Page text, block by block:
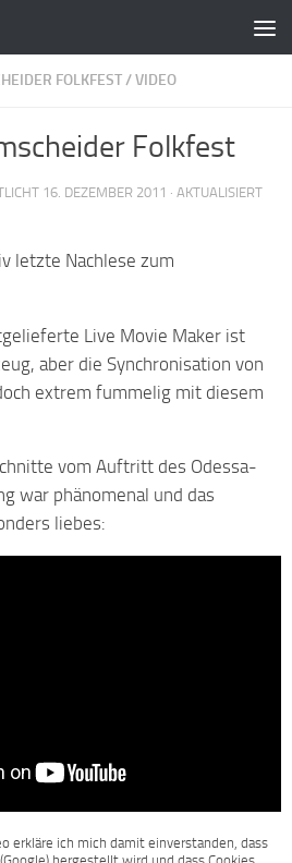
FOLKFEST/VIDEO
Folkfest
16. DEZEMBER 2011 · AKTUALISIERT
letzte Nachlese zum
Live Movie Maker ist
aber die Synchronisation von
extrem fummelig mit diesem
vom Auftritt des Odessa-
war phänomenal und das
liebes:
erkläre ich mich damit einverstanden, dass